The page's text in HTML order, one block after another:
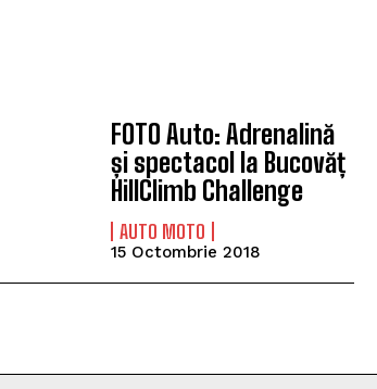
FOTO Auto: Adrenalină
și spectacol la Bucovăț
HillClimb Challenge
AUTO MOTO
15 Octombrie 2018